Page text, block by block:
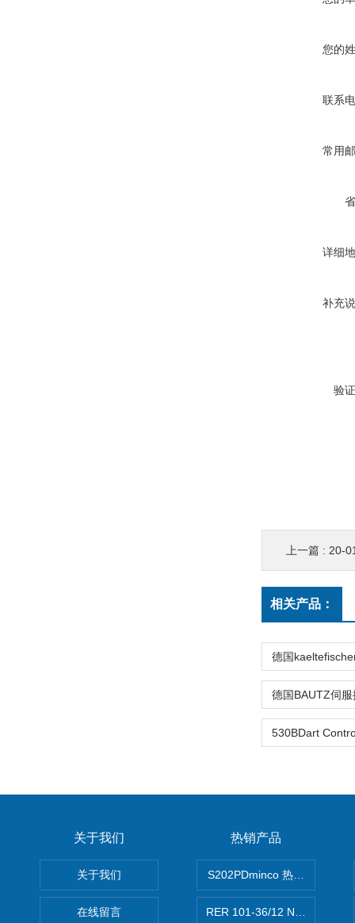
您的
联系
常用
详细
补充
验
上一篇 : 20-
相关产品：
关于我们
关于我们
在线留言
热销产品
S202PDminco 热电阻
RER 101-36/12 NHH离心